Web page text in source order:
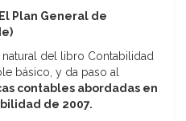
Plan General de
del libro Contabilidad
básico, y da paso al
contables abordadas en
de 2007.